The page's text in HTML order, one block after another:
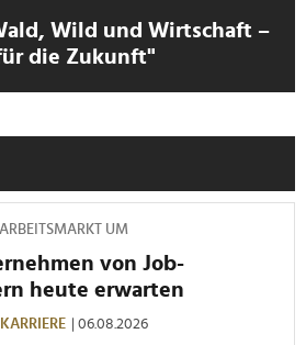
Wild und Wirtschaft –
die Zukunft"
UM
von Job-
heute erwarten
KARRIERE | 06.08.2026